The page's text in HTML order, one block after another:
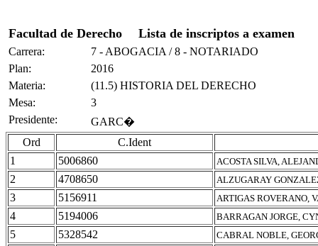
Facultad de Derecho Lista de inscriptos a examen
Carrera:
7 - ABOGACIA / 8 - NOTARIADO
Plan:
2016
Materia:
(11.5) HISTORIA DEL DERECHO
Mesa:
3
Presidente:
GARC�
Ord
C.Ident
1
5006860 ACOSTA SILVA,
2 4708650 ALZUGARAY
3 5156911 ARTIGAS ROVERANO,
4 5194006 BARRAGAN JORGE,
5 5328542 CABRAL NOBLE,